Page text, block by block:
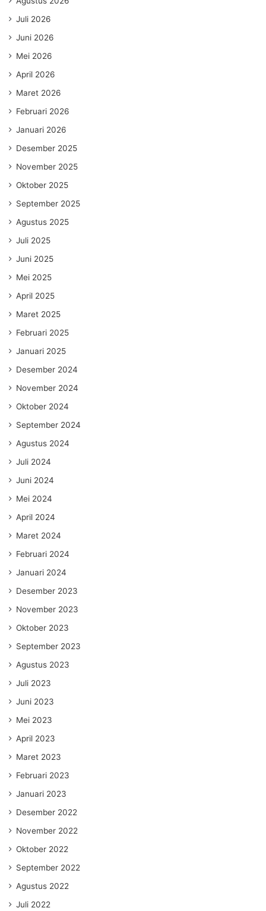
Juli 2026
Juni 2026
Mei 2026
April 2026
Maret 2026
Februari 2026
Januari 2026
Desember 2025
November 2025
Oktober 2025
September 2025
Agustus 2025
Juli 2025
Juni 2025
Mei 2025
April 2025
Maret 2025
Februari 2025
Januari 2025
Desember 2024
November 2024
Oktober 2024
September 2024
Agustus 2024
Juli 2024
Juni 2024
Mei 2024
April 2024
Maret 2024
Februari 2024
Januari 2024
Desember 2023
November 2023
Oktober 2023
September 2023
Agustus 2023
Juli 2023
Juni 2023
Mei 2023
April 2023
Maret 2023
Februari 2023
Januari 2023
Desember 2022
November 2022
Oktober 2022
September 2022
Agustus 2022
Juli 2022